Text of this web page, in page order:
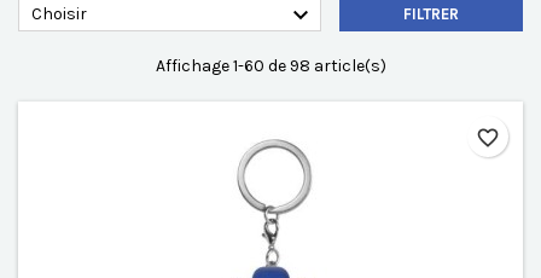
Choisir  FILTRER
Affichage 1-60 de 98 article(s)
favorite_border